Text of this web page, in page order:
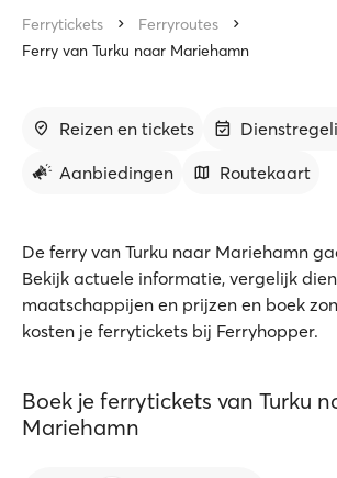
Ferrytickets
Ferryroutes
Ferry van Turku naar Mariehamn
Reizen en tickets
Aanbiedingen
Routekaart
De ferry van Turku naar Mariehamn
Bekijk actuele informatie, vergelijk
maatschappijen en prijzen en boek
kosten je ferrytickets bij Ferryhopper.
Boek je ferrytickets van Turku
Mariehamn